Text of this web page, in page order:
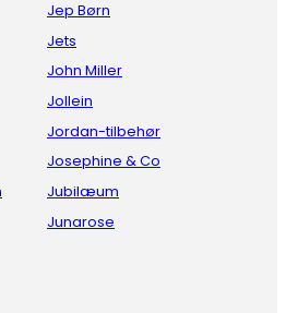
Jep Børn
Jets
John Miller
Jollein
Jordan-tilbehør
Josephine & Co
Jubilæum
Junarose